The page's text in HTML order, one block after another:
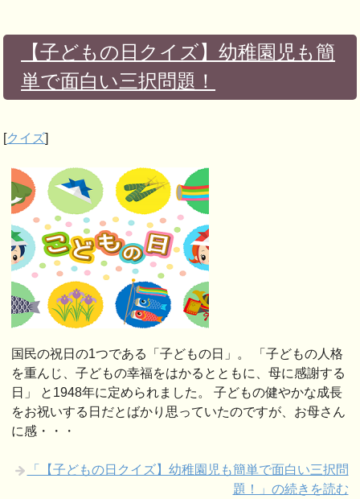
【子どもの日クイズ】幼稚園児も簡
単で面白い三択問題！
[クイズ]
国民の祝日の1つである「子どもの日」。 「子どもの人格
を重んじ、子どもの幸福をはかるとともに、母に感謝する
日」 と1948年に定められました。 子どもの健やかな成長
をお祝いする日だとばかり思っていたのですが、お母さん
に感・・・
「【子どもの日クイズ】幼稚園児も簡単で面白い三択問
題！」の続きを読む